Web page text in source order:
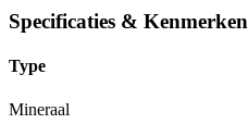
Specificaties & Kenmerken
Type
Mineraal